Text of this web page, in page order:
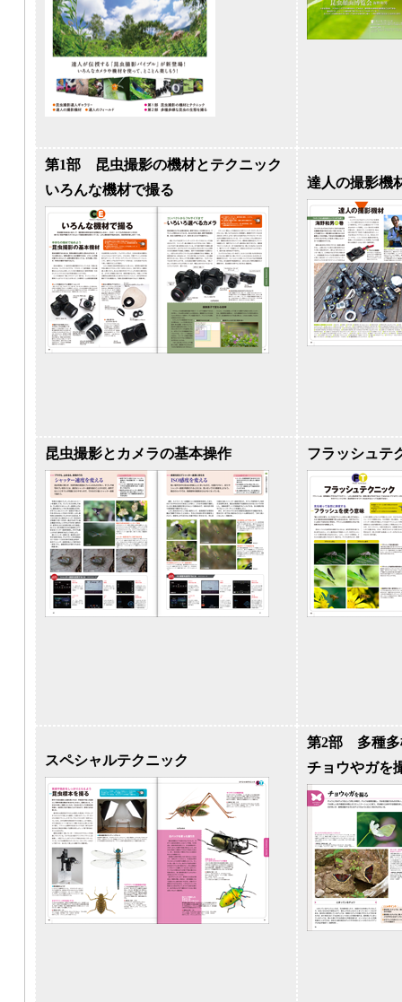
第1部 昆虫撮影の機材とテクニック
いろんな機材で撮る
達人の撮影機
昆虫撮影とカメラの基本操作 フラッシュテ
スペシャルテクニック
第2部 多種多
チョウやガを